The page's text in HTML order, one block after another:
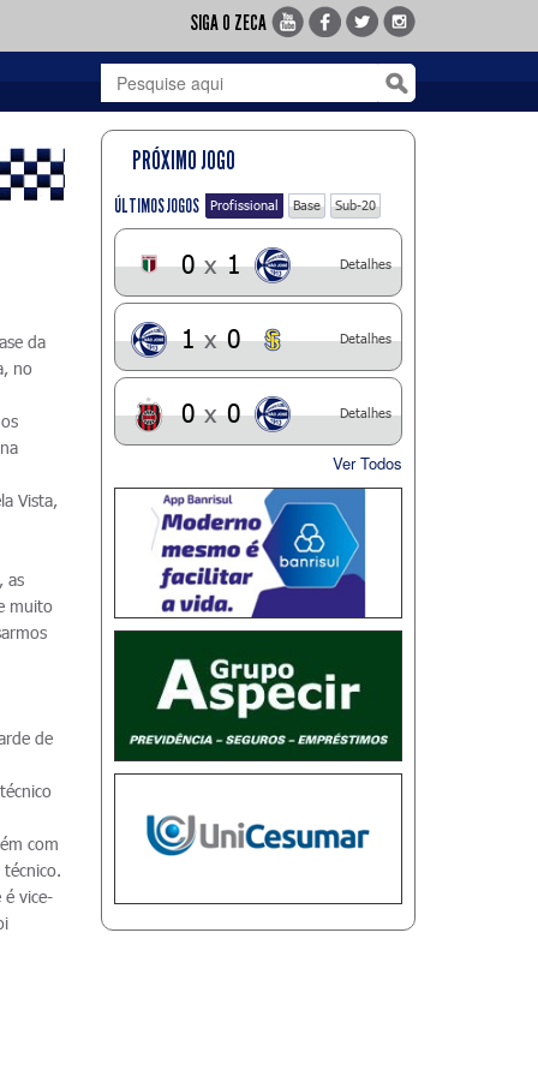
SIGA O ZECA
da
no
Vista,
as
muito
de
com
é vice-
PRÓXIMO JOGO
ÚLTIMOS JOGOS Profissional Base Sub-20
0 x 1 Detalhes
1 x 0 Detalhes
0 x 0 Detalhes
Ver Todos